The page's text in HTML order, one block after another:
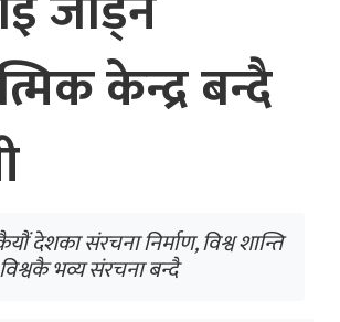
केन्द्र बन्दै
देशका संरचना निर्माण, विश्व शान्ति
भव्य संरचना बन्दै